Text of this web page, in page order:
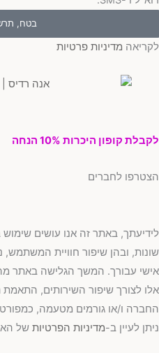
בטח,
מדיניות פרטיות
קופון היכרות 10% הנחה
לחברים
ובהן שיפור חוויית המשתמש,
עבורך. המשך הגלישה באתר
לצורך שיפור השירותים, התאמת
ו/או גורמים מטעמה, כמפורט
לעיין ב-מדיניות הפרטיותשל